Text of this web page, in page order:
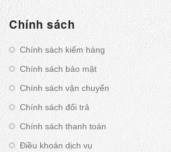
Chính sách
Chính sách kiểm hàng
Chính sách bảo mật
Chính sách vận chuyển
Chính sách đổi trả
Chính sách thanh toán
Điều khoản dịch vụ